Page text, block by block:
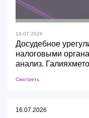
16.07.2026
Досудебное
налоговыми
анализ.
Смотреть
16.07.2026